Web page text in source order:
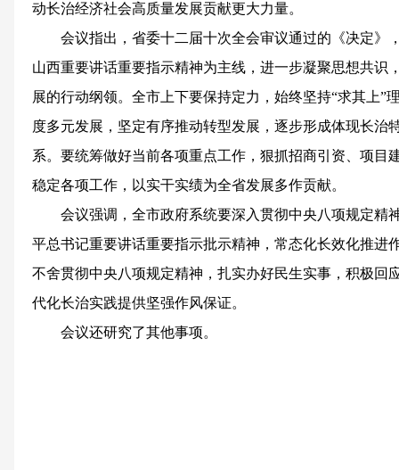
动长治经济社会高质量发展贡献更大力量。
会议指出，省委十二届十次全会审议通过的《决定》
山西重要讲话重要指示精神为主线，进一步凝聚思想共识
展的行动纲领。全市上下要保持定力，始终坚持“求其上”
度多元发展，坚定有序推动转型发展，逐步形成体现长治
系。要统筹做好当前各项重点工作，狠抓招商引资、项目
稳定各项工作，以实干实绩为全省发展多作贡献。
会议强调，全市政府系统要深入贯彻中央八项规定精
平总书记重要讲话重要指示批示精神，常态化长效化推进
不舍贯彻中央八项规定精神，扎实办好民生实事，积极回
代化长治实践提供坚强作风保证。
会议还研究了其他事项。